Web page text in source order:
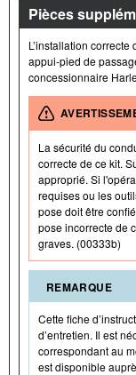
Pièces
L’installation correcte
appui-pied de
concessionnaire
La sécurité du
correcte de ce kit.
approprié. Si
requises ou les
pose doit être
pose incorrecte de
graves. (00333b)
REMARQUE
Cette fiche
d’entretien. Il est
correspondant au
est disponible